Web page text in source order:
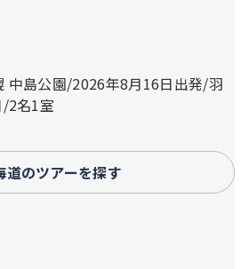
中島公園/2026年8月16日出発/羽
2名1室
道のツアーを探す